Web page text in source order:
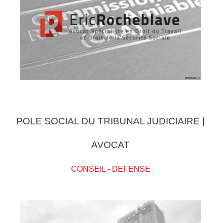
POLE SOCIAL DU TRIBUNAL JUDICIAIRE |
AVOCAT
CONSEIL- DEFENSE